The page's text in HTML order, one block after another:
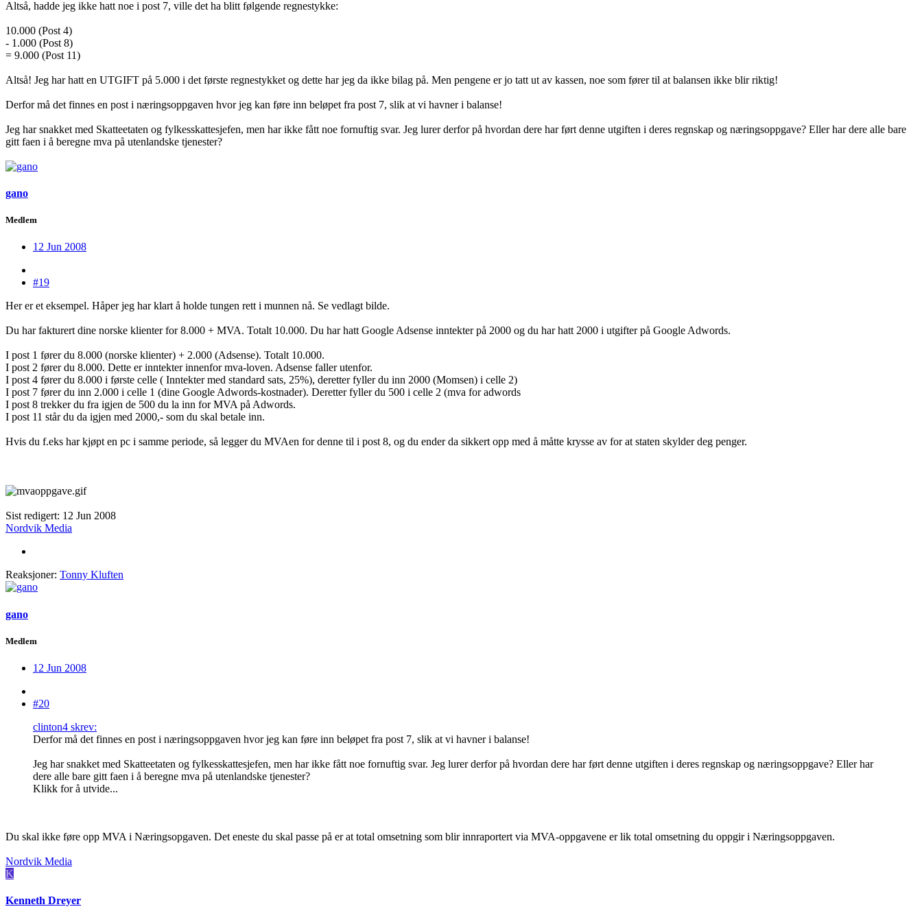
Altså, hadde jeg ikke hatt noe i post 7, ville det ha blitt følgende regnestykke:
10.000 (Post 4)
- 1.000 (Post 8)
= 9.000 (Post 11)
Altså! Jeg har hatt en UTGIFT på 5.000 i det første regnestykket og dette har jeg da ikke bilag på. Men pengene er jo tatt ut av kassen, noe som fører til at balansen ikke blir riktig!
Derfor må det finnes en post i næringsoppgaven hvor jeg kan føre inn beløpet fra post 7, slik at vi havner i balanse!
Jeg har snakket med Skatteetaten og fylkesskattesjefen, men har ikke fått noe fornuftig svar. Jeg lurer derfor på hvordan dere har ført denne utgiften i deres regnskap og næringsoppgave? Eller har dere alle bare
gitt faen i å beregne mva på utenlandske tjenester?
gano
Medlem
12 Jun 2008
#19
Her er et eksempel. Håper jeg har klart å holde tungen rett i munnen nå. Se vedlagt bilde.
Du har fakturert dine norske klienter for 8.000 + MVA. Totalt 10.000. Du har hatt Google Adsense inntekter på 2000 og du har hatt 2000 i utgifter på Google Adwords.
I post 1 fører du 8.000 (norske klienter) + 2.000 (Adsense). Totalt 10.000.
I post 2 fører du 8.000. Dette er inntekter innenfor mva-loven. Adsense faller utenfor.
I post 4 fører du 8.000 i første celle ( Inntekter med standard sats, 25%), deretter fyller du inn 2000 (Momsen) i celle 2)
I post 7 fører du inn 2.000 i celle 1 (dine Google Adwords-kostnader). Deretter fyller du 500 i celle 2 (mva for adwords
I post 8 trekker du fra igjen de 500 du la inn for MVA på Adwords.
I post 11 står du da igjen med 2000,- som du skal betale inn.
Hvis du f.eks har kjøpt en pc i samme periode, så legger du MVAen for denne til i post 8, og du ender da sikkert opp med å måtte krysse av for at staten skylder deg penger.
Sist redigert: 12 Jun 2008
Nordvik Media
Reaksjoner: Tonny Kluften
gano
Medlem
12 Jun 2008
#20
clinton4 skrev:
Derfor må det finnes en post i næringsoppgaven hvor jeg kan føre inn beløpet fra post 7, slik at vi havner i balanse!
Jeg har snakket med Skatteetaten og fylkesskattesjefen, men har ikke fått noe fornuftig svar. Jeg lurer derfor på hvordan dere har ført denne utgiften i deres regnskap og næringsoppgave? Eller har
dere alle bare gitt faen i å beregne mva på utenlandske tjenester?
Klikk for å utvide...
Du skal ikke føre opp MVA i Næringsopgaven. Det eneste du skal passe på er at total omsetning som blir innraportert via MVA-oppgavene er lik total omsetning du oppgir i Næringsoppgaven.
Nordvik Media
K
Kenneth Dreyer